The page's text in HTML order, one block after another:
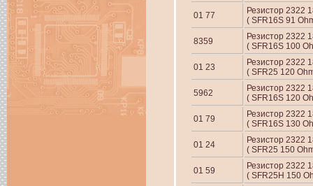
01 77
Резистор 2322
( SFR16S 91
8359
Резистор 2322
( SFR16S 100
01 23
Резистор 2322
( SFR25 120
5962
Резистор 2322
( SFR16S 120
01 79
Резистор 2322
( SFR16S 130
01 24
Резистор 2322
( SFR25 150
01 59
Резистор 2322
( SFR25H 150